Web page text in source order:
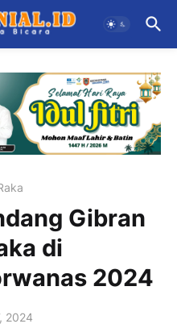
Gibran
di
2024
2024